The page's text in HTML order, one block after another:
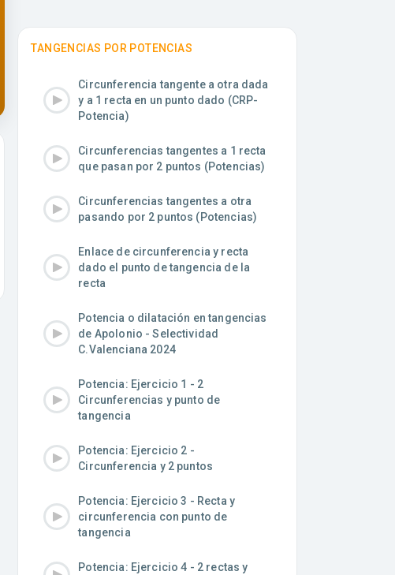
TANGENCIAS POR POTENCIAS
Circunferencia tangente a otra dada
y a 1 recta en un punto dado (CRP-
Potencia)
Circunferencias tangentes a 1 recta
que pasan por 2 puntos (Potencias)
Circunferencias tangentes a otra
pasando por 2 puntos (Potencias)
Enlace de circunferencia y recta
dado el punto de tangencia de la
recta
Potencia o dilatación en tangencias
de Apolonio - Selectividad
C.Valenciana 2024
Potencia: Ejercicio 1 - 2
Circunferencias y punto de
tangencia
Potencia: Ejercicio 2 -
Circunferencia y 2 puntos
Potencia: Ejercicio 3 - Recta y
circunferencia con punto de
tangencia
Potencia: Ejercicio 4 - 2 rectas y